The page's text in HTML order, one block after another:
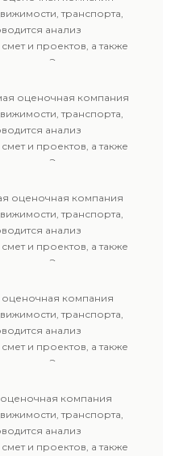
и используются для
процессов.
транспорта,
анализ
и проектов, а также
Эксперты
имущества и
соответствуют
и используются для
процессов.
оценочная компания
транспорта,
анализ
и проектов, а также
Эксперты
имущества и
соответствуют
и используются для
процессов.
оценочная компания
транспорта,
анализ
и проектов, а также
Эксперты
имущества и
соответствуют
и используются для
процессов.
компания
транспорта,
анализ
и проектов, а также
Эксперты
имущества и
соответствуют
и используются для
процессов.
компания
транспорта,
анализ
и проектов, а также